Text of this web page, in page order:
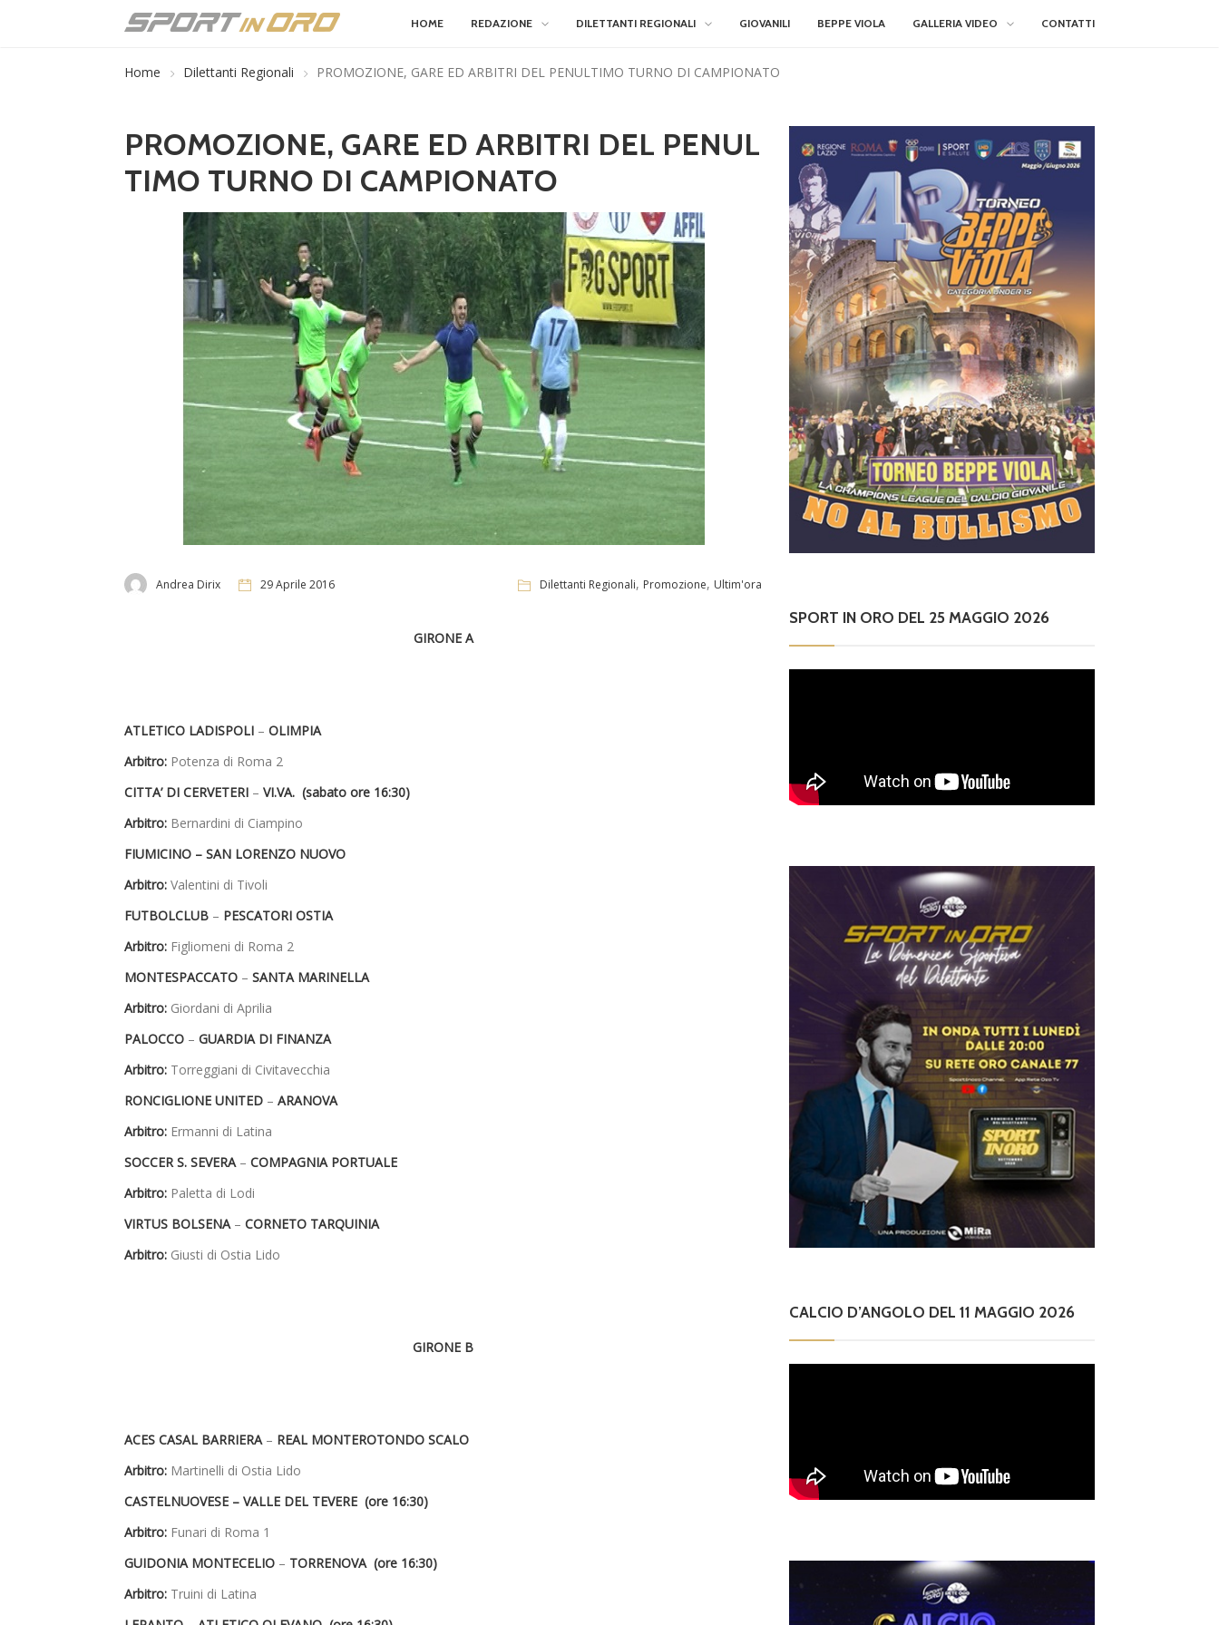
HOME REDAZIONE DILETTANTI REGIONALI GIOVANILI BEPPE VIOLA GALLERIA VIDEO CONTATTI
Home Dilettanti Regionali PROMOZIONE, GARE ED ARBITRI DEL PENULTIMO TURNO DI CAMPIONATO
PROMOZIONE, GARE ED ARBITRI DEL PENUL
TIMO TURNO DI CAMPIONATO
Andrea Dirix 29 Aprile 2016 Dilettanti Regionali, Promozione, Ultim'ora
GIRONE A
ATLETICO LADISPOLI – OLIMPIA
Arbitro: Potenza di Roma 2
CITTA’ DI CERVETERI – VI.VA. (sabato ore 16:30)
Arbitro: Bernardini di Ciampino
FIUMICINO – SAN LORENZO NUOVO
Arbitro: Valentini di Tivoli
FUTBOLCLUB – PESCATORI OSTIA
Arbitro: Figliomeni di Roma 2
MONTESPACCATO – SANTA MARINELLA
Arbitro: Giordani di Aprilia
PALOCCO – GUARDIA DI FINANZA
Arbitro: Torreggiani di Civitavecchia
RONCIGLIONE UNITED – ARANOVA
Arbitro: Ermanni di Latina
SOCCER S. SEVERA – COMPAGNIA PORTUALE
Arbitro: Paletta di Lodi
VIRTUS BOLSENA – CORNETO TARQUINIA
Arbitro: Giusti di Ostia Lido
GIRONE B
ACES CASAL BARRIERA – REAL MONTEROTONDO SCALO
Arbitro: Martinelli di Ostia Lido
CASTELNUOVESE – VALLE DEL TEVERE (ore 16:30)
Arbitro: Funari di Roma 1
GUIDONIA MONTECELIO – TORRENOVA (ore 16:30)
Arbitro: Truini di Latina
SPORT IN ORO DEL 25 MAGGIO 2026
CALCIO D’ANGOLO DEL 11 MAGGIO 2026